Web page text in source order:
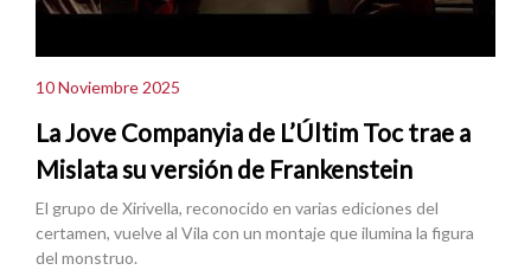
10 Noviembre 2025
La Jove Companyia de L’Últim Toc trae a
Mislata su versión de Frankenstein
El grupo de Xirivella, reconocido en varias ediciones del
certamen, vuelve al Vila con un montaje que ilumina la figura
del monstruo.